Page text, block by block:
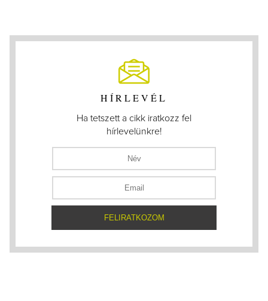
HÍRLEVÉL
Ha tetszett a cikk iratkozz fel
hírlevelünkre!